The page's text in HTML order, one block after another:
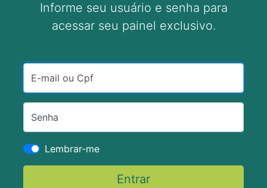
Informe seu usuário e senha para
acessar seu painel exclusivo.
E-mail ou Cpf
Senha
Lembrar-me
Entrar